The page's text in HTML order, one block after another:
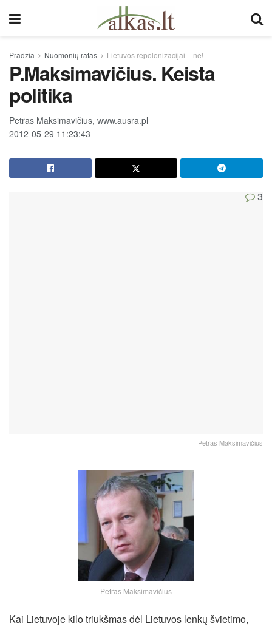
Pradžia Nuomonių ratas Lietuvos repolonizacijai – ne!
P.Maksimavičius. Keista
politika
Petras Maksimavičius, www.ausra.pl
2012-05-29 11:23:43
3
Petras Maksimavičius
Petras Maksimavičius
Kai Lietuvoje kilo triukšmas dėl Lietuvos lenkų švietimo,